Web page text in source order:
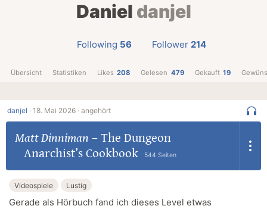
Daniel danjel
Following 56 Follower 214
Übersicht Statistiken Likes 208 Gelesen 479 Gekauft 19
danjel · 18. Mai 2026 · angehört
Matt Dinniman – The Dungeon
Anarchist’s Cookbook
544 Seiten
Videospiele Lustig
Gerade als Hörbuch fand ich dieses Level etwas